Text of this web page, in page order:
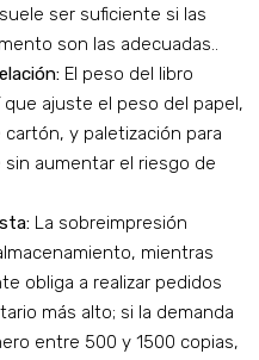
ser suficiente si las
son las adecuadas..
El peso del libro
ajuste el peso del papel,
y paletización para
aumentar el riesgo de
La sobreimpresión
mientras
obliga a realizar pedidos
más alto; si la demanda
entre 500 y 1500 copias,